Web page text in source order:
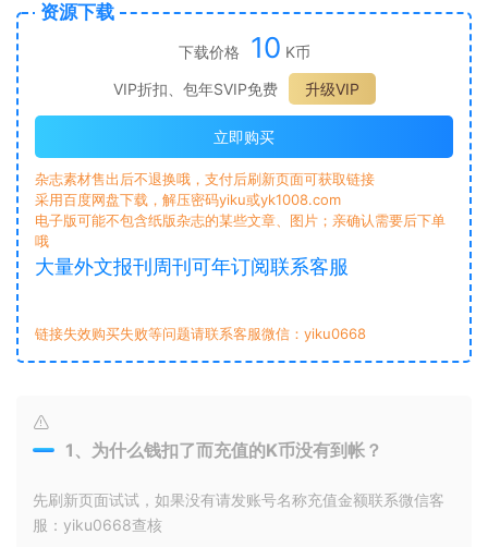
资源下载
下载价格 10 K币
VIP折扣、包年SVIP免费
升级VIP
立即购买
杂志素材售出后不退换哦，支付后刷新页面可获取链接
采用百度网盘下载，解压密码yiku或yk1008.com
电子版可能不包含纸版杂志的某些文章、图片；亲确认需要后下单
哦
大量外文报刊周刊可年订阅联系客服
链接失效购买失败等问题请联系客服微信：yiku0668
1、为什么钱扣了而充值的K币没有到帐？
先刷新页面试试，如果没有请发账号名称充值金额联系微信客
服：yiku0668查核